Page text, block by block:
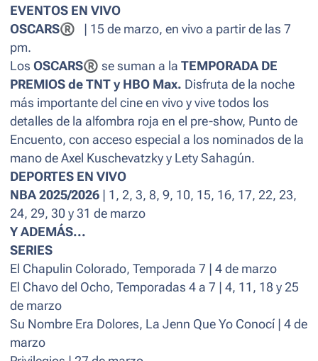
EVENTOS EN VIVO
OSCARS®
| 15 de marzo, en vivo a partir de las 7
pm.
Los OSCARS® se suman a la TEMPORADA DE
PREMIOS de TNT y HBO Max. Disfruta de la noche
más importante del cine en vivo y vive todos los
detalles de la alfombra roja en el pre-show, Punto de
Encuento, con acceso especial a los nominados de la
mano de Axel Kuschevatzky y Lety Sahagún.
DEPORTES EN VIVO
NBA 2025/2026 | 1, 2, 3, 8, 9, 10, 15, 16, 17, 22, 23,
24, 29, 30 y 31 de marzo
Y ADEMÁS...
SERIES
El Chapulin Colorado, Temporada 7 | 4 de marzo
El Chavo del Ocho, Temporadas 4 a 7 | 4, 11, 18 y 25
de marzo
Su Nombre Era Dolores, La Jenn Que Yo Conocí | 4 de
marzo